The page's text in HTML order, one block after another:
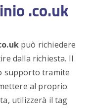
.co.uk
può richiedere
dalla richiesta. Il
supporto tramite
al proprio
utilizzerà il tag